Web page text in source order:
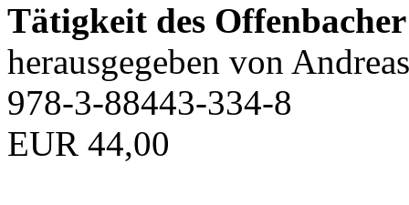
Tätigkeit des
herausgegeben von
978-3-88443-334-8
EUR 44,00